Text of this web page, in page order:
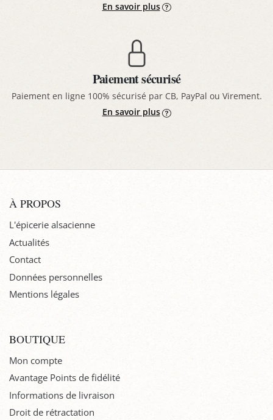
En savoir plus
Paiement sécurisé
Paiement en ligne 100% sécurisé par CB, PayPal ou Virement.
En savoir plus
À PROPOS
L'épicerie alsacienne
Actualités
Contact
Données personnelles
Mentions légales
BOUTIQUE
Mon compte
Avantage Points de fidélité
Informations de livraison
Droit de rétractation